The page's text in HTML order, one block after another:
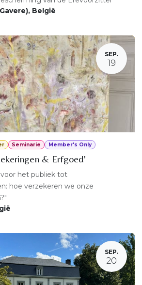
, België
SEP.
19
Seminarie Member's Only
& Erfgoed'
het publiek tot
hoe verzekeren we onze
SEP.
20